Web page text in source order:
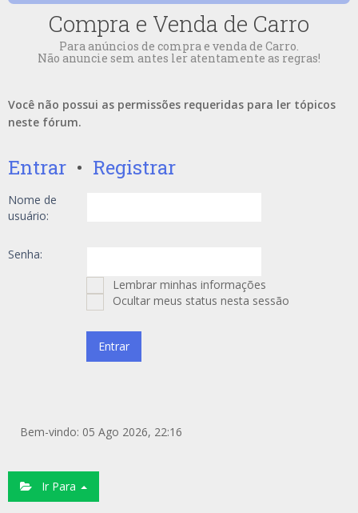
Compra e Venda de Carro
Para anúncios de compra e venda de Carro.
Não anuncie sem antes ler atentamente as regras!
Você não possui as permissões requeridas para ler tópicos
neste fórum.
Entrar • Registrar
Nome de
usuário:
Senha:
Lembrar minhas informações
Ocultar meus status nesta sessão
Bem-vindo: 05 Ago 2026, 22:16
Ir Para